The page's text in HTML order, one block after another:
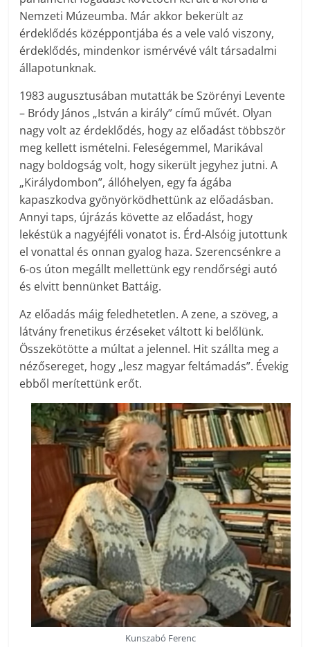
Nemzeti Múzeumba. Már akkor bekerült az
érdeklődés középpontjába és a vele való viszony,
érdeklődés, mindenkor ismérvévé vált társadalmi
állapotunknak.
1983 augusztusában mutatták be Szörényi Levente
– Bródy János „István a király” című művét. Olyan
nagy volt az érdeklődés, hogy az előadást többször
meg kellett ismételni. Feleségemmel, Marikával
nagy boldogság volt, hogy sikerült jegyhez jutni. A
„Királydombon”, állóhelyen, egy fa ágába
kapaszkodva gyönyörködhettünk az előadásban.
Annyi taps, újrázás követte az előadást, hogy
lekéstük a nagyéjféli vonatot is. Érd-Alsóig jutottunk
el vonattal és onnan gyalog haza. Szerencsénkre a
6-os úton megállt mellettünk egy rendőrségi autó
és elvitt bennünket Battáig.
Az előadás máig feledhetetlen. A zene, a szöveg, a
látvány frenetikus érzéseket váltott ki belőlünk.
Összekötötte a múltat a jelennel. Hit szállta meg a
nézősereget, hogy „lesz magyar feltámadás”. Évekig
ebből merítettünk erőt.
Kunszabó Ferenc